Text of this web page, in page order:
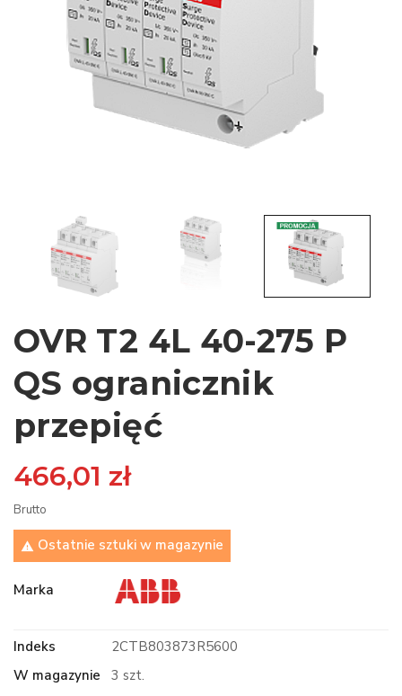
OVR T2 4L 40-275 P
QS ogranicznik
przepięć
466,01 zł
Brutto
 Ostatnie sztuki w magazynie
Marka
Indeks
2CTB803873R5600
W magazynie
3 szt.